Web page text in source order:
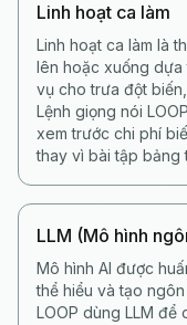
Linh hoạt ca làm
Linh hoạt ca làm là
lên hoặc xuống
vụ cho trưa đột
Lệnh giọng nói
xem trước chi phí
thay vì bài tập bảng
LLM (Mô hình
Mô hình AI được
thể hiểu và tạo
LOOP dùng LLM để